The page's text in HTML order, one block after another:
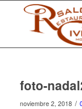
foto-
noviembre 2, 2018 /